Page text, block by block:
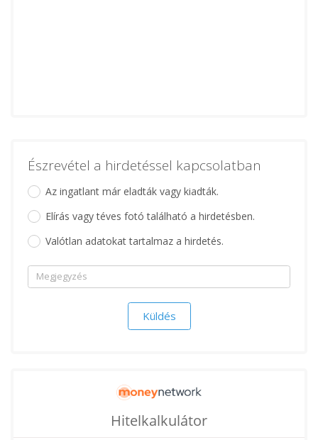
Észrevétel a hirdetéssel kapcsolatban
Az ingatlant már eladták vagy kiadták.
Elírás vagy téves fotó található a hirdetésben.
Valótlan adatokat tartalmaz a hirdetés.